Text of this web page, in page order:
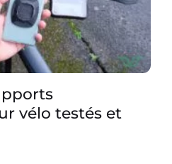
vélo testés et